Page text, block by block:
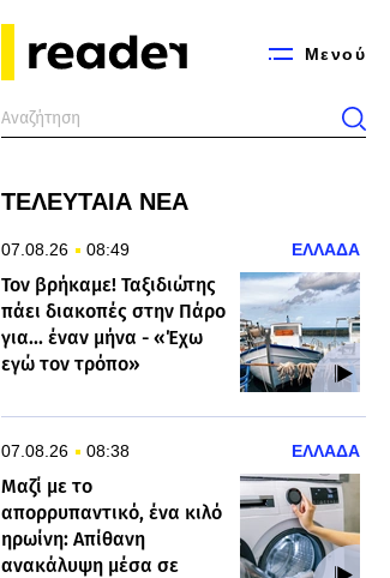
Μενού
ΤΕΛΕΥΤΑΙΑ ΝΕΑ
07.08.26 08:49 ΕΛΛΑΔΑ
Τον βρήκαμε! Ταξιδιώτης
πάει διακοπές στην Πάρο
για... έναν μήνα - «Έχω
εγώ τον τρόπο»
07.08.26 08:38 ΕΛΛΑΔΑ
Μαζί με το
απορρυπαντικό, ένα κιλό
ηρωίνη: Απίθανη
ανακάλυψη μέσα σε